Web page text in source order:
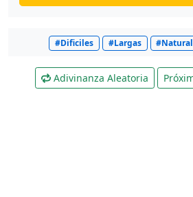
#Dificiles #Largas
Adivinanza Aleatoria